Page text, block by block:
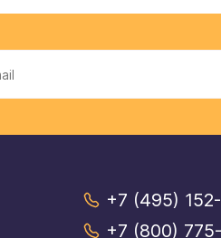
+7 (495)
+7 (800)